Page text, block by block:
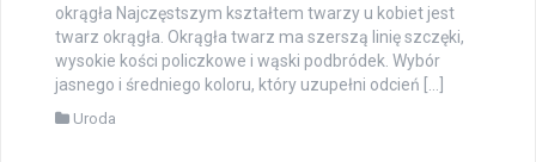
okrągła Najczęstszym kształtem twarzy u kobiet jest
twarz okrągła. Okrągła twarz ma szerszą linię szczęki,
wysokie kości policzkowe i wąski podbródek. Wybór
jasnego i średniego koloru, który uzupełni odcień […]
Uroda